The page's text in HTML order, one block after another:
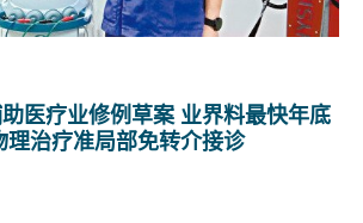
医疗业修例草案 业界料最快年底
理治疗准局部免转介接诊